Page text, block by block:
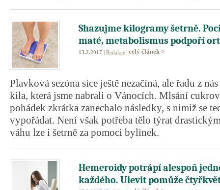
Shazujme kilogramy šetrně.
maté, metabolismus podpoří
13.2.2017 | Redakce celý článek >
Plavková sezóna sice ještě nezačíná, ale řadu z
kila, která jsme nabrali o Vánocích. Mlsání
pohádek zkrátka zanechalo následky, s nimiž se
vypořádat. Není však potřeba tělo týrat
váhu lze i šetrně za pomoci bylinek.
Hemeroidy potrápí alespoň
každého. Ulevit pomůže